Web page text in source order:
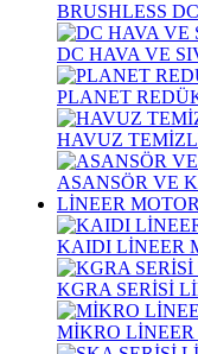
BRUSHLESS
DC HAVA VE
PLANET
HAVUZ
ASANSÖR VE
LİNEER
KAIDI LİNEER
KGRA SERİSİ
MİKRO